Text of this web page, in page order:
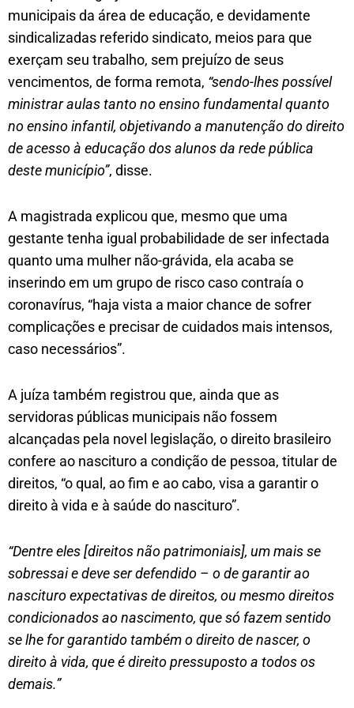
municipais da área de educação, e devidamente
sindicalizadas referido sindicato, meios para que
exerçam seu trabalho, sem prejuízo de seus
vencimentos, de forma remota, “sendo-lhes possível
ministrar aulas tanto no ensino fundamental quanto
no ensino infantil, objetivando a manutenção do direito
de acesso à educação dos alunos da rede pública
deste município”, disse.
A magistrada explicou que, mesmo que uma
gestante tenha igual probabilidade de ser infectada
quanto uma mulher não-grávida, ela acaba se
inserindo em um grupo de risco caso contraía o
coronavírus, “haja vista a maior chance de sofrer
complicações e precisar de cuidados mais intensos,
caso necessários”.
A juíza também registrou que, ainda que as
servidoras públicas municipais não fossem
alcançadas pela novel legislação, o direito brasileiro
confere ao nascituro a condição de pessoa, titular de
direitos, “o qual, ao fim e ao cabo, visa a garantir o
direito à vida e à saúde do nascituro”.
“Dentre eles [direitos não patrimoniais], um mais se
sobressai e deve ser defendido – o de garantir ao
nascituro expectativas de direitos, ou mesmo direitos
condicionados ao nascimento, que só fazem sentido
se lhe for garantido também o direito de nascer, o
direito à vida, que é direito pressuposto a todos os
demais.”